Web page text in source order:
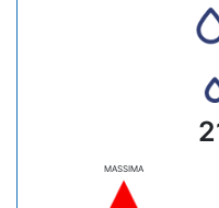
MASSIMA